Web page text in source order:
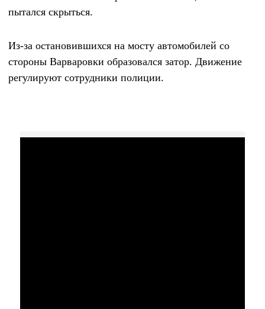
пытался скрыться.
Из-за остановившихся на мосту автомобилей со
стороны Варваровки образовался затор. Движение
регулируют сотрудники полиции.